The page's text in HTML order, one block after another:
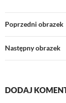
Poprzedni obrazek
Następny obrazek
DODAJ